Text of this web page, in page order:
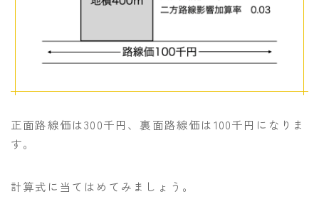
正面路線価は300千円、裏面路線価は100千円になりま
す。
計算式に当てはめてみましょう。